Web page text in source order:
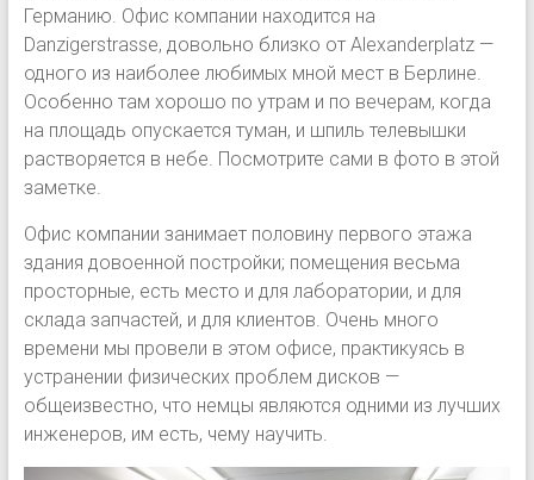
Германию. Офис компании находится на
Danzigerstrasse, довольно близко от Alexanderplatz —
одного из наиболее любимых мной мест в Берлине.
Особенно там хорошо по утрам и по вечерам, когда
на площадь опускается туман, и шпиль телевышки
растворяется в небе. Посмотрите сами в фото в этой
заметке.
Офис компании занимает половину первого этажа
здания довоенной постройки; помещения весьма
просторные, есть место и для лаборатории, и для
склада запчастей, и для клиентов. Очень много
времени мы провели в этом офисе, практикуясь в
устранении физических проблем дисков —
общеизвестно, что немцы являются одними из лучших
инженеров, им есть, чему научить.